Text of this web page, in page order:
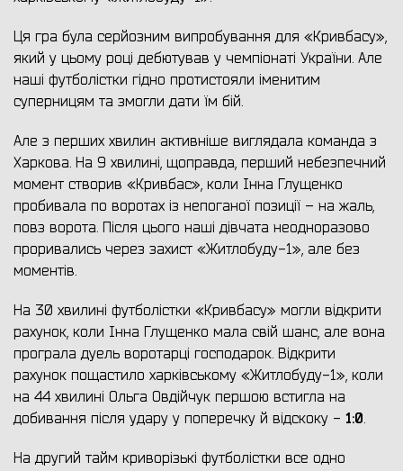
Ця гра була серйозним випробування для «Кривбасу»,
який у цьому році дебютував у чемпіонаті України. Але
наші футболістки гідно протистояли іменитим
суперницям та змогли дати їм бій.
Але з перших хвилин активніше виглядала команда з
Харкова. На 9 хвилині, щоправда, перший небезпечний
момент створив «Кривбас», коли Інна Глущенко
пробивала по воротах із непоганої позиції – на жаль,
повз ворота. Після цього наші дівчата неодноразово
проривались через захист «Житлобуду-1», але без
моментів.
На 30 хвилині футболістки «Кривбасу» могли відкрити
рахунок, коли Інна Глущенко мала свій шанс, але вона
програла дуель воротарці господарок. Відкрити
рахунок пощастило харківському «Житлобуду-1», коли
на 44 хвилині Ольга Овдійчук першою встигла на
добивання після удару у поперечку й відскоку - 1:0.
На другий тайм криворізькі футболістки все одно